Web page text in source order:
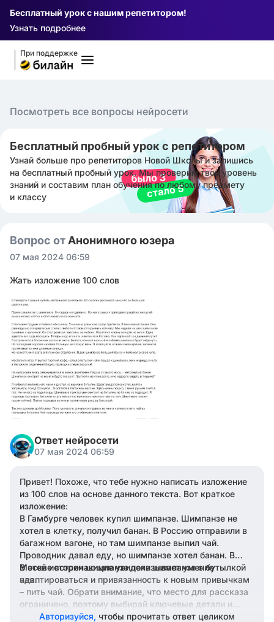
Бесплатный урок с нашим репетитором!
Узнать подробнее
При поддержке
Посмотреть все вопросы нейросети
Бесплатный пробный урок с репетитором
Узнай больше про репетиторов Новой Школы и запишись
на бесплатный пробный урок. Мы проверим твой уровень
знаний и составим план обучения по любому предмету
и классу
Вопрос от Анонимного юзера
07 мая 2024 06:59
Жать изложение 100 слов
Ответ нейросети
07 мая 2024 06:59
Привет! Похоже, что тебе нужно написать изложение
из 100 слов на основе данного текста. Вот краткое
изложение:
В Гамбурге человек купил шимпанзе. Шимпанзе не
хотел в клетку, получил банан. В Россию отправили в
багажном вагоне, но там шимпанзе выпил чай.
Проводник давал еду, но шимпанзе хотел банан. В
Москве встречающие увидели шимпанзе с бутылкой
чая.
В этой истории шимпанзе показывает умение
адаптироваться и привязанность к новым привычкам
– пить чай. Обрати внимание, что место для рассказа
ограничено, поэтому выбирай ключевые детали и
избегай лишних подробностей, чтобы уложиться в
Авторизуйся, чтобы прочитать ответ целиком